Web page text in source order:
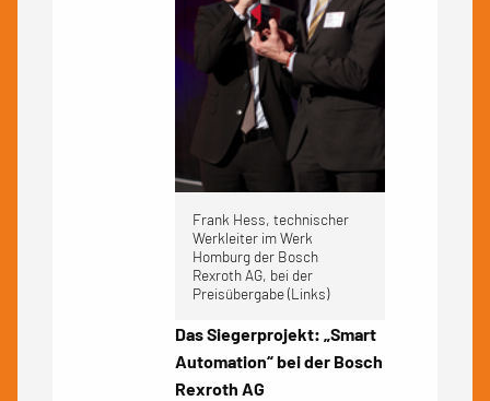
Frank Hess, technischer
Werkleiter im Werk
Homburg der Bosch
Rexroth AG, bei der
Preisübergabe (Links)
Das Siegerprojekt: „Smart
Automation“ bei der Bosch
Rexroth AG